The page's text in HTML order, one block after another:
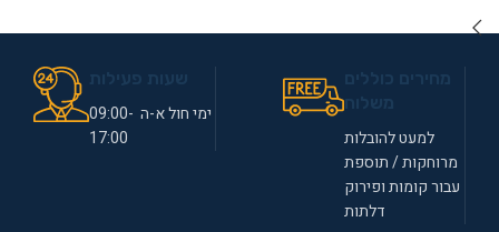
למעט להובלות
מרוחקות / תוספת
עבור קומות ופירוק
דלתות
ימי חול א-ה 09:00-
17:00